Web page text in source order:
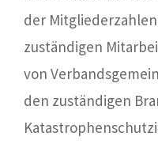
der
zuständigen
von
den zuständigen